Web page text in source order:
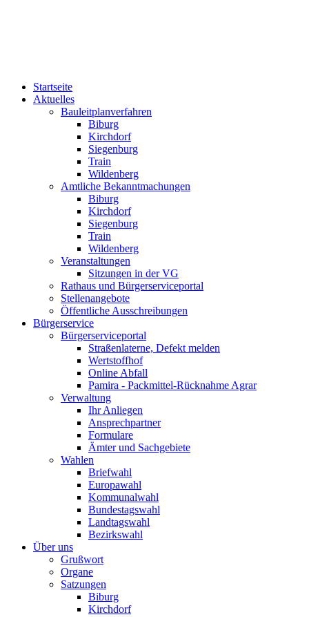
Startseite
Aktuelles
Bauleitplanverfahren
Biburg
Kirchdorf
Siegenburg
Train
Wildenberg
Amtliche Bekanntmachungen
Biburg
Kirchdorf
Siegenburg
Train
Wildenberg
Veranstaltungen
Sitzungen in der VG
Rathaus und Bürgerserviceportal
Stellenangebote
Öffentliche Ausschreibungen
Bürgerservice
Bürgerserviceportal
Straßenlaterne, Defekt melden
Wertstoffhof
Online Abfall
Pamira - Packmittel-Rücknahme Agrar
Verwaltung
Ihr Anliegen
Ansprechpartner
Formulare
Ämter und Sachgebiete
Wahlen
Briefwahl
Europawahl
Kommunalwahl
Bundestagswahl
Landtagswahl
Bezirkswahl
Über uns
Grußwort
Organe
Satzungen
Biburg
Kirchdorf